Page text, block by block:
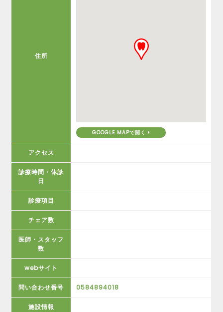
住所
GOOGLE MAPで開く
アクセス
診療時間・休診
日
診療項目
チェア数
医師・スタッフ
数
webサイト
問い合わせ番号 0584894018
施設情報